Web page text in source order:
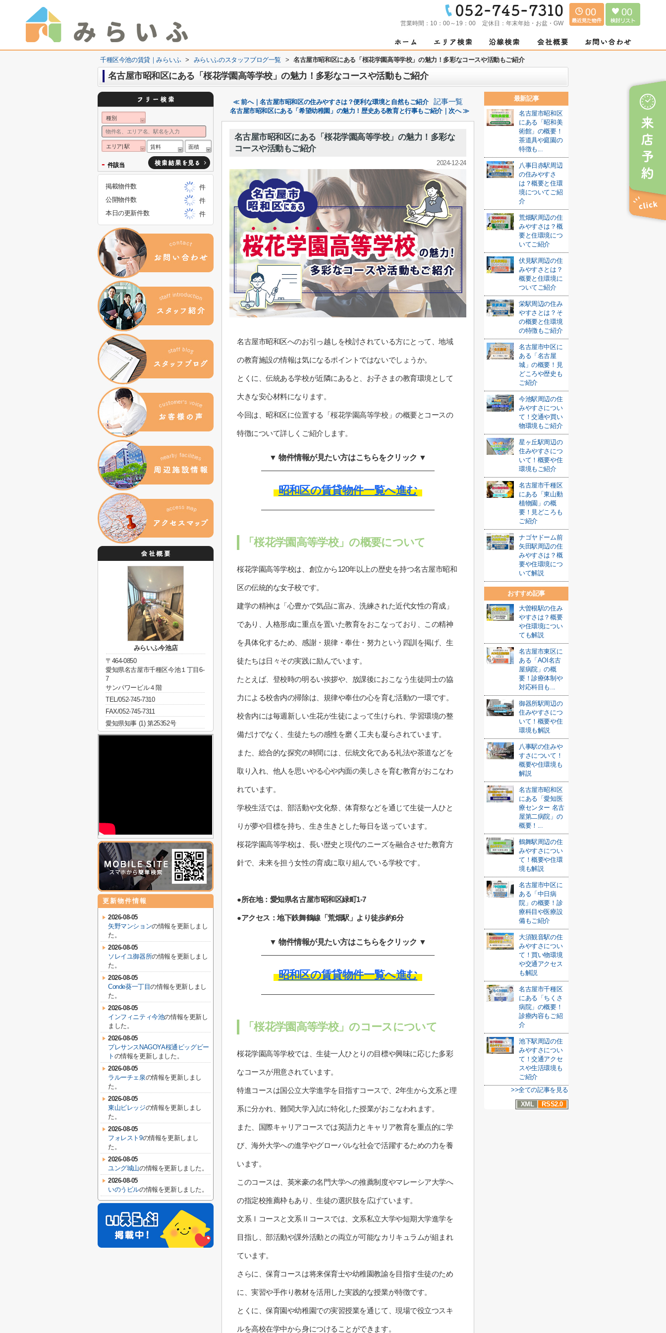
営業時間： 10：00～19：00 定休日： 年末年始・お盆・GW
00 00
千種区今池の賃貸｜みらいふ > みらいふのスタッフブログ一覧 > 名古屋市昭和区にある「桜花学園高等学校」の魅力！多彩なコースや活動もご紹介
名古屋市昭和区にある「桜花学園高等学校」の魅力！多彩なコースや活動もご紹介
≪ 前へ｜名古屋市昭和区の住みやすさは？便利な環境と自然もご紹介 記事一覧
名古屋市昭和区にある「希望幼稚園」の魅力！歴史ある教育と行事もご紹介｜次へ ≫
名古屋市昭和区にある「桜花学園高等学校」の魅力！多彩な
コースや活動もご紹介
2024-12-24
名古屋市昭和区へのお引っ越しを検討されている方にとって、地域
の教育施設の情報は気になるポイントではないでしょうか。
とくに、伝統ある学校が近隣にあると、お子さまの教育環境として
大きな安心材料になります。
今回は、昭和区に位置する「桜花学園高等学校」の概要とコースの
特徴について詳しくご紹介します。
▼ 物件情報が見たい方はこちらをクリック ▼
昭和区の賃貸物件一覧へ進む
「桜花学園高等学校」の概要について
桜花学園高等学校は、創立から120年以上の歴史を持つ名古屋市昭和
区の伝統的な女子校です。
建学の精神は「心豊かで気品に富み、洗練された近代女性の育成」
であり、人格形成に重点を置いた教育をおこなっており、この精神
を具体化するため、感謝・規律・奉仕・努力という四訓を掲げ、生
徒たちは日々その実践に励んでいます。
たとえば、登校時の明るい挨拶や、放課後におこなう生徒同士の協
力による校舎内の掃除は、規律や奉仕の心を育む活動の一環です。
校舎内には毎週新しい生花が生徒によって生けられ、学習環境の整
備だけでなく、生徒たちの感性を磨く工夫も凝らされています。
また、総合的な探究の時間には、伝統文化である礼法や茶道などを
取り入れ、他人を思いやる心や内面の美しさを育む教育がおこなわ
れています。
学校生活では、部活動や文化祭、体育祭などを通じて生徒一人ひと
りが夢や目標を持ち、生き生きとした毎日を送っています。
桜花学園高等学校は、長い歴史と現代のニーズを融合させた教育方
針で、未来を担う女性の育成に取り組んでいる学校です。
●所在地：愛知県名古屋市昭和区緑町1-7
●アクセス：地下鉄舞鶴線「荒畑駅」より徒歩約6分
▼ 物件情報が見たい方はこちらをクリック ▼
昭和区の賃貸物件一覧へ進む
「桜花学園高等学校」のコースについて
桜花学園高等学校では、生徒一人ひとりの目標や興味に応じた多彩
なコースが用意されています。
特進コースは国公立大学進学を目指すコースで、2年生から文系と理
系に分かれ、難関大学入試に特化した授業がおこなわれます。
また、国際キャリアコースでは英語力とキャリア教育を重点的に学
び、海外大学への進学やグローバルな社会で活躍するための力を養
います。
このコースは、英米豪の名門大学への推薦制度やマレーシア大学へ
の指定校推薦枠もあり、生徒の選択肢を広げています。
文系Ⅰコースと文系Ⅱコースでは、文系私立大学や短期大学進学を
目指し、部活動や課外活動との両立が可能なカリキュラムが組まれ
ています。
さらに、保育コースは将来保育士や幼稚園教諭を目指す生徒のため
に、実習や手作り教材を活用した実践的な授業が特徴です。
とくに、保育園や幼稚園での実習授業を通じて、現場で役立つスキ
ルを高校在学中から身につけることができます。
最新記事
名古屋市昭和区
にある「昭和美
術館」の概要！
茶道具や庭園の
特徴も...
八事日赤駅周辺
の住みやすさ
は？概要と住環
境についてご紹
介
荒畑駅周辺の住
みやすさは？概
要と住環境につ
いてご紹介
伏見駅周辺の住
みやすさとは？
概要と住環境に
ついてご紹介
栄駅周辺の住み
やすさとは？そ
の概要と住環境
の特徴もご紹介
名古屋市中区に
ある「名古屋
城」の概要！見
どころや歴史も
ご紹介
今池駅周辺の住
みやすさについ
て！交通や買い
物環境もご紹介
星ヶ丘駅周辺の
住みやすさにつ
いて！概要や住
環境もご紹介
名古屋市千種区
にある「東山動
植物園」の概
要！見どころも
ご紹介
ナゴヤドーム前
矢田駅周辺の住
みやすさは？概
要や住環境につ
いて解説
おすすめ記事
大曽根駅の住み
やすさは？概要
や住環境につい
ても解説
名古屋市東区に
ある「AOI名古
屋病院」の概
要！診療体制や
対応科目も...
御器所駅周辺の
住みやすさにつ
いて！概要や住
環境も解説
八事駅の住みや
すさについて！
概要や住環境も
解説
名古屋市昭和区
にある「愛知医
療センター 名古
屋第二病院」の
概要！...
鶴舞駅周辺の住
みやすさについ
て！概要や住環
境も解説
名古屋市中区に
ある「中日病
院」の概要！診
療科目や医療設
備もご紹介
大須観音駅の住
みやすさについ
て！買い物環境
や交通アクセス
も解説
名古屋市千種区
にある「ちくさ
病院」の概要！
診療内容もご紹
介
池下駅周辺の住
みやすさについ
て！交通アクセ
スや生活環境も
ご紹介
>>全ての記事を見る
XML
RSS2.0
種別
エリア| 駅 賃料 面積
- 件該当
掲載物件数
件
公開物件数
件
本日の更新件数
件
みらいふ今池店
〒464-0850
愛知県名古屋市千種区今池１丁目6-
7
サンパワービル４階
TEL/052-745-7310
FAX/052-745-7311
愛知県知事 (1) 第25352号
更新物件情報
2026-08-05
矢野マンションの情報を更新しまし
た。
2026-08-05
ソレイユ御器所の情報を更新しまし
た。
2026-08-05
Conde葵一丁目の情報を更新しまし
た。
2026-08-05
インフィニティ今池の情報を更新し
ました。
2026-08-05
プレサンスNAGOYA桜通ビッグビー
ト の情報を更新しました。
2026-08-05
ラルーチェ泉の情報を更新しまし
た。
2026-08-05
東山ビレッジの情報を更新しまし
た。
2026-08-05
フォレスト9の情報を更新しまし
た。
2026-08-05
ユング城山の情報を更新しました。
2026-08-05
いのうビルの情報を更新しました。